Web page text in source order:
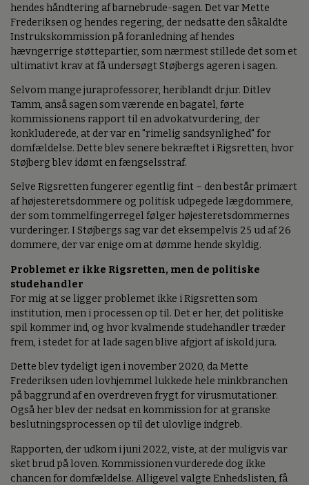
hendes håndtering af barnebrude-sagen. Det var Mette
Frederiksen og hendes regering, der nedsatte den såkaldte
Instrukskommission på foranledning af hendes
hævngerrige støttepartier, som nærmest stillede det som et
ultimativt krav at få undersøgt Støjbergs ageren i sagen.
Selvom mange juraprofessorer, heriblandt dr.jur. Ditlev
Tamm, anså sagen som værende en bagatel, førte
kommissionens rapport til en advokatvurdering, der
konkluderede, at der var en "rimelig sandsynlighed" for
domfældelse. Dette blev senere bekræftet i Rigsretten, hvor
Støjberg blev idømt en fængselsstraf.
Selve Rigsretten fungerer egentlig fint – den består primært
af højesteretsdommere og politisk udpegede lægdommere,
der som tommelfingerregel følger højesteretsdommernes
vurderinger. I Støjbergs sag var det eksempelvis 25 ud af 26
dommere, der var enige om at dømme hende skyldig.
Problemet er ikke Rigsretten, men de politiske
studehandler
For mig at se ligger problemet ikke i Rigsretten som
institution, men i processen op til. Det er her, det politiske
spil kommer ind, og hvor kvalmende studehandler træder
frem, i stedet for at lade sagen blive afgjort af iskold jura.
Dette blev tydeligt igen i november 2020, da Mette
Frederiksen uden lovhjemmel lukkede hele minkbranchen
på baggrund af en overdreven frygt for virusmutationer.
Også her blev der nedsat en kommission for at granske
beslutningsprocessen op til det ulovlige indgreb.
Rapporten, der udkom i juni 2022, viste, at der muligvis var
sket brud på loven. Kommissionen vurderede dog ikke
chancen for domfældelse. Alligevel valgte Enhedslisten, få